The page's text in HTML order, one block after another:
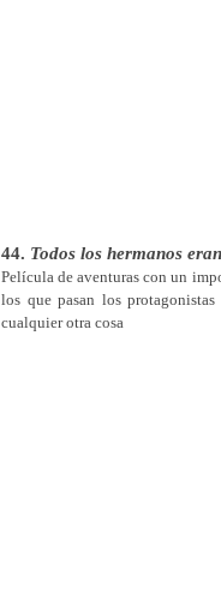
44. Todos los hermanos
Película de aventuras con un
los que pasan los
cualquier otra cosa